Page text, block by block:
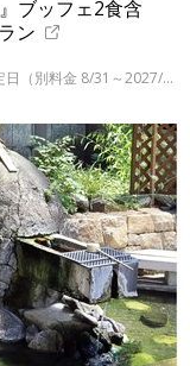
ブッフェ2食含
ン
11/26・12/8～21・2027/1/4～2/3の月～木曜の指定日（別料金 8/31～2027/3/31の指定日）